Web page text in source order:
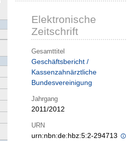
Elektronische
Zeitschrift
Gesamttitel
Geschäftsbericht /
Kassenzahnärztliche
Bundesvereinigung
Jahrgang
2011/2012
URN
urn:nbn:de:hbz:5:2-294713